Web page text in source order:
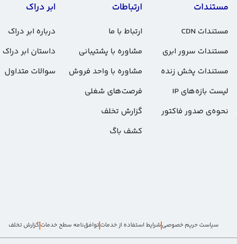
مستندات
مستندات CDN
مستندات سرور ابری
مستندات پخش زنده
لیست بازه‌های IP
نحوه‌ی صدور فاکتور
ارتباطات
ارتباط با ما
مشاوره با پشتیبانی
مشاوره با واحد فروش
فرصت‌های شغلی
گزارش تخلف
کشف باگ
ابر دراک
درباره ابر دراک
داستان ابر دراک
سوالات متداول
سیاست حریم خصوصیشرایط استفاده از خدماتتوافق‌نامه سطح خدمات گزارش تخلف